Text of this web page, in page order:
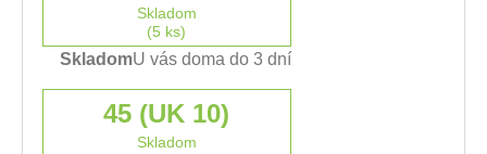
Skladom
(5 ks)
SkladomU vás doma do 3 dní
45 (UK 10)
Skladom